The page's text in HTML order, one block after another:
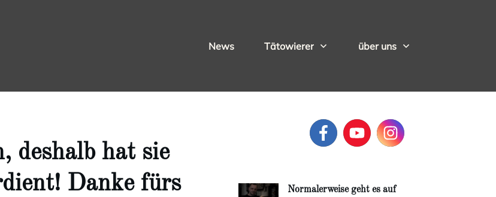
News Tätowierer über uns
deshalb hat sie
Danke fürs
Normalerweise geht es auf